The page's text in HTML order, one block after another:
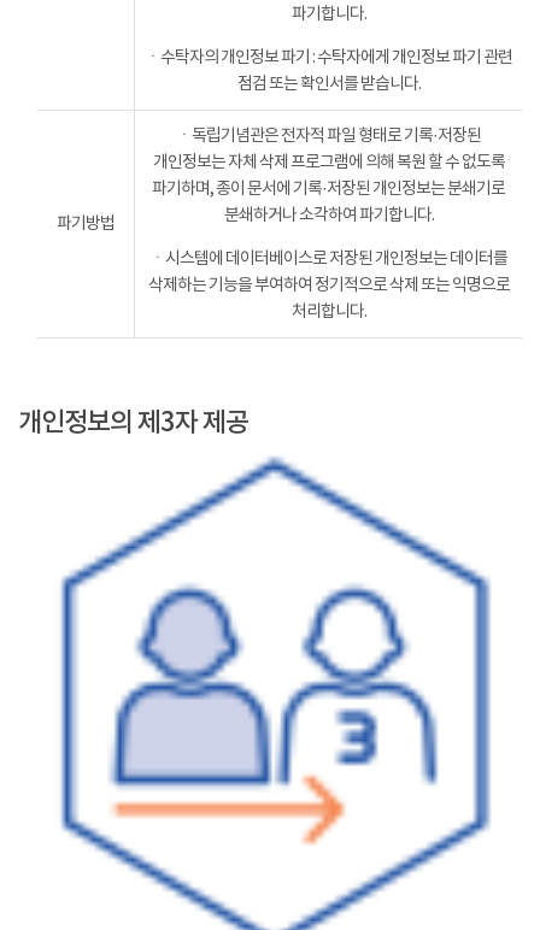
파기합니다.
ㆍ수탁자의 개인정보 파기 : 수탁자에게 개인정보 파기 관련
점검 또는 확인서를 받습니다.
파기방법
ㆍ독립기념관은 전자적 파일 형태로 기록·저장된
개인정보는 자체 삭제 프로그램에 의해 복원 할 수 없도록
파기하며, 종이 문서에 기록·저장된 개인정보는 분쇄기로
분쇄하거나 소각하여 파기합니다.
ㆍ시스템에 데이터베이스로 저장된 개인정보는 데이터를
삭제하는 기능을 부여하여 정기적으로 삭제 또는 익명으로
처리합니다.
개인정보의 제3자 제공